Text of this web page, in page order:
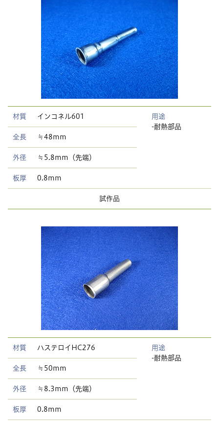
材質 インコネル601
全長 ≒48mm
外径 ≒5.8mm（先端）
板厚 0.8mm
用途
-耐熱部品
試作品
材質 ハステロイHC276
全長 ≒50mm
外径 ≒8.3mm（先端）
板厚 0.8mm
用途
-耐熱部品